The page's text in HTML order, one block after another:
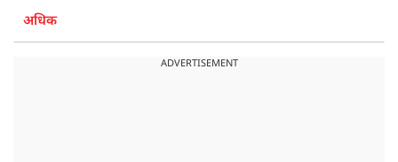
अधिक
ADVERTISEMENT